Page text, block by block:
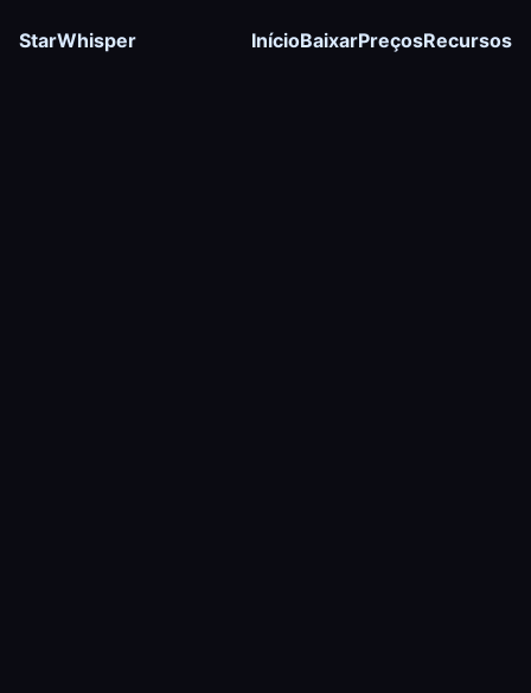
StarWhisper InícioBaixarPreçosRecursos